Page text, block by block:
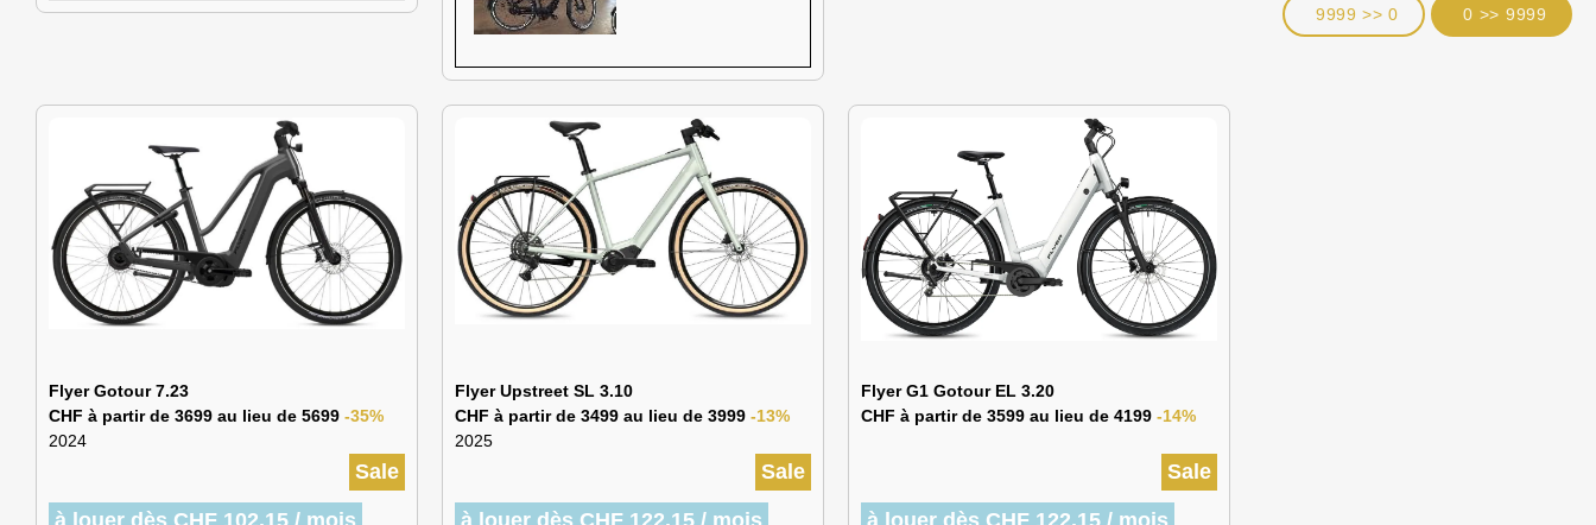
Flyer Gotour 7.23
CHF à partir de 3699 au lieu de 5699 -35%
2024
Sale
à louer dès CHF 102.15 / mois
Flyer Upstreet SL 3.10
CHF à partir de 3499 au lieu de 3999 -13%
2025
Sale
à louer dès CHF 122.15 / mois
Flyer G1 Gotour EL 3.20
CHF à partir de 3599 au lieu de 4199 -14%
Sale
à louer dès CHF 122.15 / mois
9999 >> 0 0 >> 9999